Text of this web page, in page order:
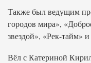
Также был ведущим
городов мира»,
звездой», «Рек-тайм»
Вёл с Катериной